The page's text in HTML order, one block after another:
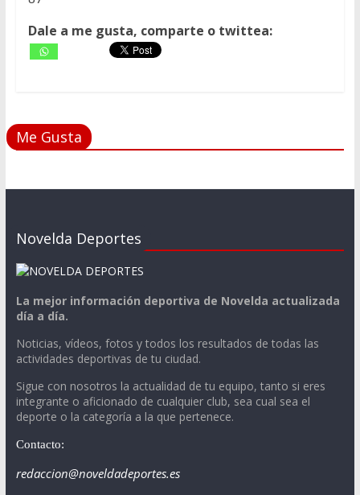
Dale a me gusta, comparte o twittea:
Me Gusta
Novelda Deportes
La mejor información deportiva de Novelda actualizada
día a día.
Noticias, vídeos, fotos y todos los resultados de todas las
actividades deportivas de tu ciudad.
Sigue con nosotros la actualidad de tu equipo, tanto si eres
integrante o aficionado de cualquier club, sea cual sea el
deporte o la categoría a la que pertenece.
Contacto:
redaccion@noveldadeportes.es